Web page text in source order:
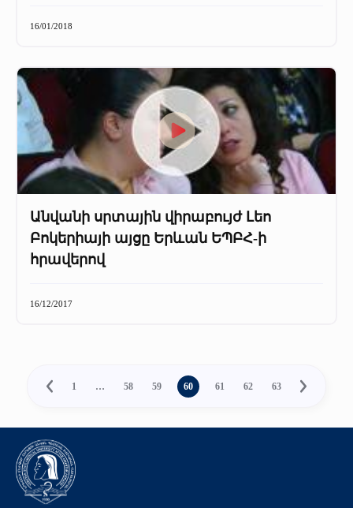
16/01/2018
Անվանի սրտային վիրաբույժ Լեո
Բոկերիայի այցը Երևան ԵՊԲՀ-ի
հրավերով
16/12/2017
1 … 58 59 60 61 62 63